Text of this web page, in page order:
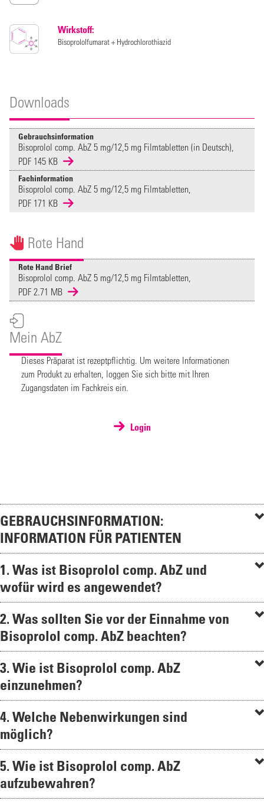
Wirkstoff:
Bisoprololfumarat + Hydrochlorothiazid
Downloads
Gebrauchsinformation
Bisoprolol comp. AbZ 5 mg/12,5 mg Filmtabletten (in Deutsch),
PDF 145 KB
Fachinformation
Bisoprolol comp. AbZ 5 mg/12,5 mg Filmtabletten,
PDF 171 KB
Rote Hand
Rote Hand Brief
Bisoprolol comp. AbZ 5 mg/12,5 mg Filmtabletten,
PDF 2.71 MB
Mein AbZ
Dieses Präparat ist rezeptpflichtig. Um weitere Informationen
zum Produkt zu erhalten, loggen Sie sich bitte mit Ihren
Zugangsdaten im Fachkreis ein.
Login
GEBRAUCHSINFORMATION:
INFORMATION FÜR PATIENTEN
1. Was ist Bisoprolol comp. AbZ und
wofür wird es angewendet?
2. Was sollten Sie vor der Einnahme von
Bisoprolol comp. AbZ beachten?
3. Wie ist Bisoprolol comp. AbZ
einzunehmen?
4. Welche Nebenwirkungen sind
möglich?
5. Wie ist Bisoprolol comp. AbZ
aufzubewahren?